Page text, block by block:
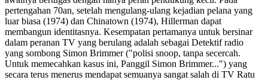
pertengahan 70an, setelah mengulang-ulang kejadian pelana yang
luar biasa (1974) dan Chinatown (1974), Hillerman dapat
membangun identitasnya. Kesempatan pertamanya untuk bersinar
dalam peranan TV yang berulang adalah sebagai Detektif radio
yang sombong Simon Brimmer ("polisi snoop, tanpa secercah.
Untuk memecahkan kasus ini, Panggil Simon Brimmer...") yang
secara terus menerus mendapat semuanya sangat salah di TV Ratu